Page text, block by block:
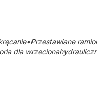
dla